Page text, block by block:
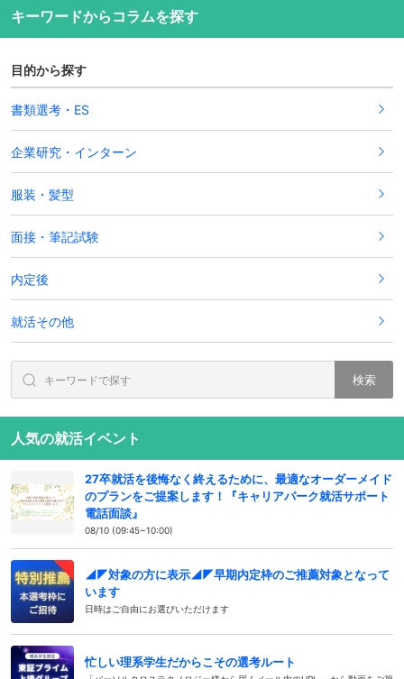
キーワードからコラムを探す
目的から探す
書類選考・ES
企業研究・インターン
服装・髪型
面接・筆記試験
内定後
就活その他
検索
人気の就活イベント
27卒就活を後悔なく終えるために、最適なオーダーメイド
のプランをご提案します！『キャリアパーク就活サポート
電話面談』
08/10 (09:45~10:00)
◢◤対象の方に表示◢◤早期内定枠のご推薦対象となって
います
日時はご自由にお選びいただけます
忙しい理系学生だからこその選考ルート